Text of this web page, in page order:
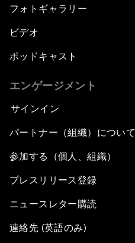
フォトギャラリー
ビデオ
ポッドキャスト
エンゲージメント
サインイン
パートナー（組織）について
参加する（個人、組織）
プレスリリース登録
ニュースレター購読
連絡先 (英語のみ)